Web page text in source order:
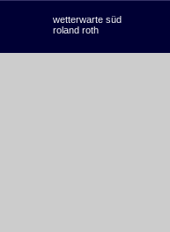
wetterwarte süd
roland roth